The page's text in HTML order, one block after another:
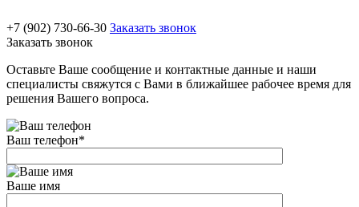
+7 (902) 730-66-30 Заказать звонок
Заказать звонок
Оставьте Ваше сообщение и контактные данные и наши
специалисты свяжутся с Вами в ближайшее рабочее время для
решения Вашего вопроса.
Ваш телефон*
Ваше имя